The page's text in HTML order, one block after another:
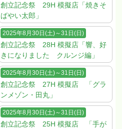
創立記念祭 29H 模擬店「焼きそ
ばやい太郎」
2025年8月30日(土)～31日(日)
創立記念祭 28H 模擬店「響、好
きになりました クルンジ編」
2025年8月30日(土)～31日(日)
創立記念祭 27H 模擬店 「グラ
ンメゾン・田丸」
2025年8月30日(土)～31日(日)
創立記念祭 25H 模擬店 「手が